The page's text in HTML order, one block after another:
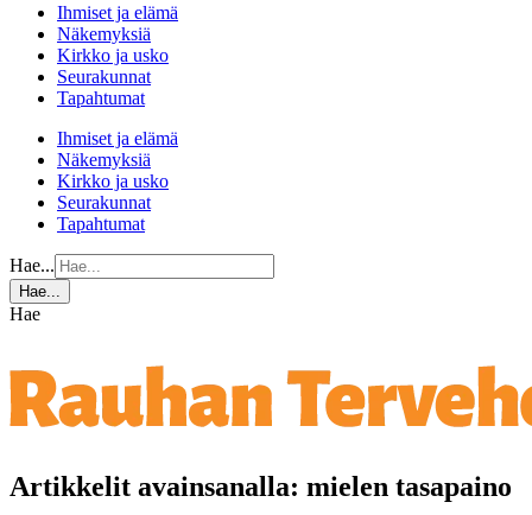
Ihmiset ja elämä
Näkemyksiä
Kirkko ja usko
Seurakunnat
Tapahtumat
Ihmiset ja elämä
Näkemyksiä
Kirkko ja usko
Seurakunnat
Tapahtumat
Hae...
Hae...
Hae
Artikkelit avainsanalla: mielen tasapaino